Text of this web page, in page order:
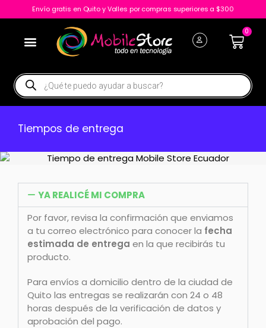
Envío gratis en Quito y Valles por compras superiores a $300
0
Tiempos de entrega
YA REALICÉ MI COMPRA
Por favor, revisa la confirmación que enviamos
a tu correo electrónico para conocer la fecha
estimada de entrega en la que recibirás tu
producto.
Para envíos a domicilio dentro de la ciudad de
Quito las entregas se realizarán con 24 o 48
horas después de la verificación de datos y
aprobación del pago.